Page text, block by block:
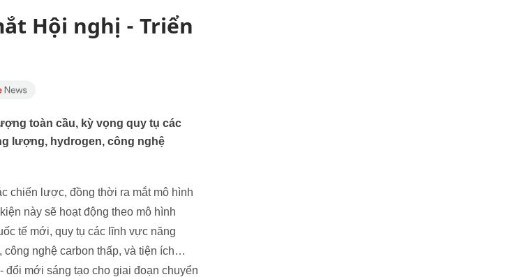
Hội nghị - Triển
toàn cầu, kỳ vọng quy tụ các
lượng, hydrogen, công nghệ
chiến lược, đồng thời ra mắt mô hình
này sẽ hoạt động theo mô hình
tế mới, quy tụ các lĩnh vực năng
nghệ carbon thấp, và tiện ích…
đổi mới sáng tạo cho giai đoạn chuyển